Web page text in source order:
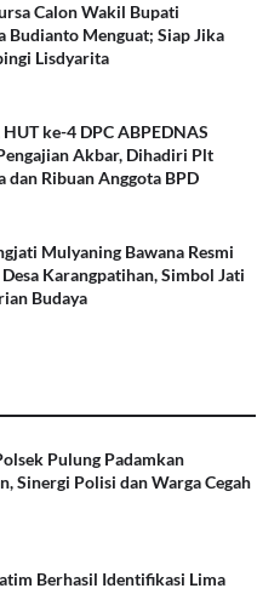
Calon Wakil Bupati
Budianto Menguat; Siap Jika
Lisdyarita
ke-4 DPC ABPEDNAS
Akbar, Dihadiri Plt
dan Ribuan Anggota BPD
Mulyaning Bawana Resmi
Karangpatihan, Simbol Jati
Budaya
Pulung Padamkan
Sinergi Polisi dan Warga Cegah
Berhasil Identifikasi Lima